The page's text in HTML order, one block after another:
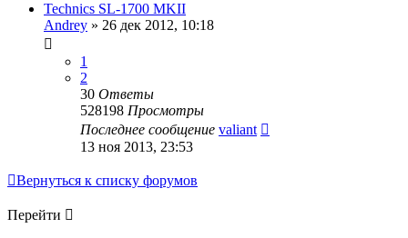
Technics SL-1700 MKII
Andrey » 26 дек 2012, 10:18
1
2
30 Ответы
528198 Просмотры
Последнее сообщение valiant
13 ноя 2013, 23:53
Вернуться к списку форумов
Перейти